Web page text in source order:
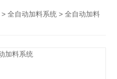
>全自动加料系统 > 全自动加料